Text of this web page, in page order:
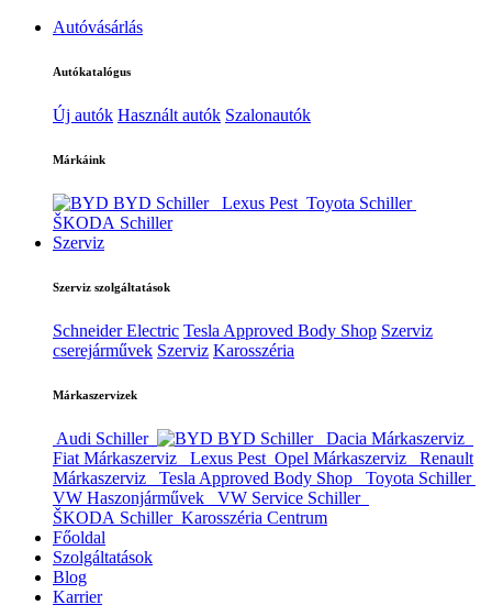
Autóvásárlás
Autókatalógus
Új autók Használt autók Szalonautók
Márkáink
BYD Schiller Lexus Pest Toyota Schiller
ŠKODA Schiller
Szerviz
Szerviz szolgáltatások
Schneider Electric Tesla Approved Body Shop Szerviz
cserejárművek Szerviz Karosszéria
Márkaszervizek
Audi Schiller BYD Schiller
Dacia Márkaszerviz
Fiat Márkaszerviz
Lexus Pest Opel Márkaszerviz
Renault
Márkaszerviz
Tesla Approved Body Shop
Toyota Schiller
VW Haszonjárművek
VW Service Schiller
ŠKODA Schiller Karosszéria Centrum
Főoldal
Szolgáltatások
Blog
Karrier